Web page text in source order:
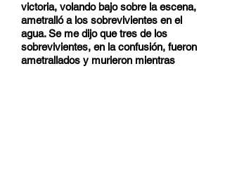
victoria, volando bajo sobre la escena,
ametralló a los sobrevivientes en el
agua. Se me dijo que tres de los
sobrevivientes, en la confusión, fueron
ametrallados y murieron mientras